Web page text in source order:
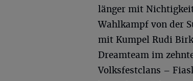
länger mit
Wahlkampf von der
mit Kumpel Rudi
Dreamteam im
Volksfestclans –